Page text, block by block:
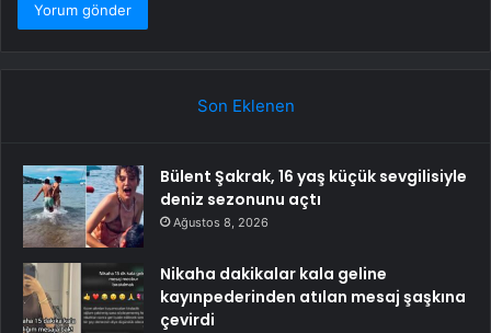
Son Eklenen
Bülent Şakrak, 16 yaş küçük sevgilisiyle
deniz sezonunu açtı
Ağustos 8, 2026
Nikaha dakikalar kala geline
kayınpederinden atılan mesaj şaşkına
çevirdi